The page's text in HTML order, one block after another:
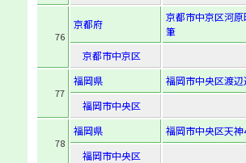
76
京都府
京都市中京区河
筆
京都市中京区
77
福岡県
福岡市中央区渡
福岡市中央区
78
福岡県
福岡市中央区天
福岡市中央区